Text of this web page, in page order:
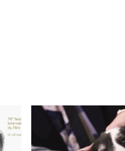
Illustration
accueil